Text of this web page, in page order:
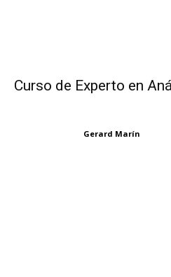
Curso de Experto en
Gerard Marín